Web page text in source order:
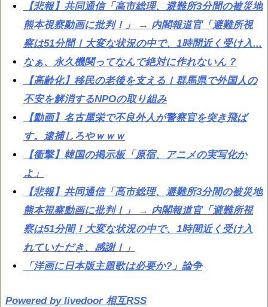
【悲報】共同通信「高市総理、避難所3分間の被災地
熊本視察動画に批判！」 → 内閣報道官「避難所視
察は51分間！大変な状況の中で、1時間近く受け入...
なぁ、永久機関ってなんで絶対に作れないん？
【高齢化】移民の老後を支える！群馬県で外国人の
不安を解消するNPOの取り組み
【動画】名古屋栄で不良外人が警察官を突き飛ば
す。逮捕しろやｗｗｗ
【衝撃】韓国の掲示板「原宿、アニメの実写化か
よ」
【悲報】共同通信「高市総理、避難所3分間の被災地
熊本視察動画に批判！」 → 内閣報道官「避難所視
察は51分間！大変な状況の中で、1時間近く受け入
れていただき、感謝！」
「洋画に日本版主題歌は必要か?」論争
Powered by livedoor 相互RSS